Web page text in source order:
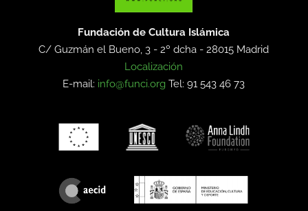
Fundación de Cultura Islámica
C/ Guzmán el Bueno, 3 - 2º dcha -28015 Madrid
Localización
E-mail: info@funci.org Tel: 91 543 46 73